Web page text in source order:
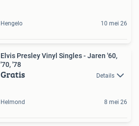
Hengelo 10 mei 26
Elvis Presley Vinyl Singles - Jaren '60,
'70, '78
Gratis Details
Helmond 8 mei 26